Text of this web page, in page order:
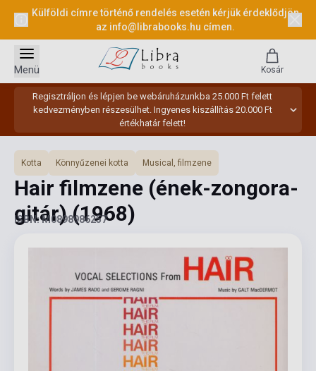
Külföldi címre történő rendelés esetén kérjük érdeklődjön
az info@librabooks.hu címen.
Regisztráljon és lépjen be webáruházunkba 25.000 Ft felett
kedvezményben részesülhet. Ingyenes kiszállítás 20.000 Ft
értékhatár felett!
Menü Kosár
Kotta Könnyűzenei kotta Musical, filmzene
Hair filmzene (ének-zongora-
gitár)(1968)
ISBN: M0898986257